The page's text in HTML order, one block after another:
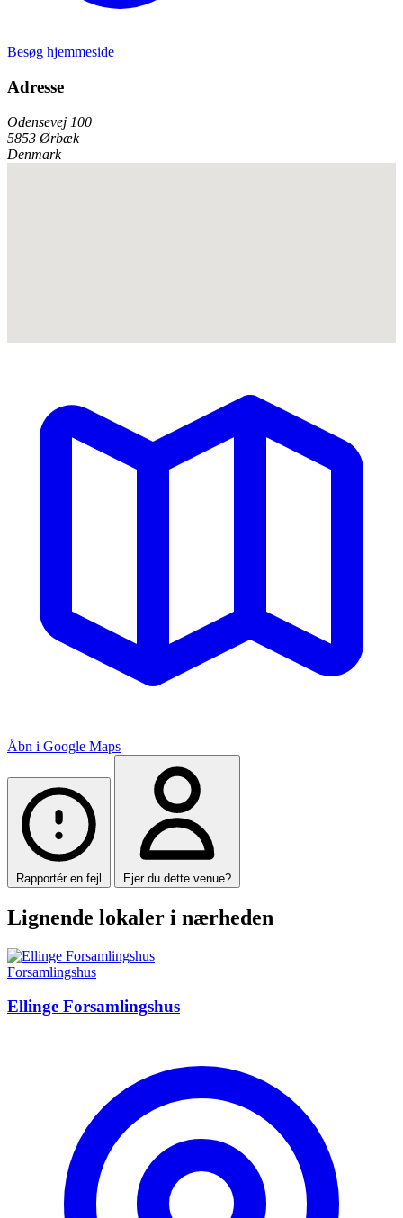
Besøg hjemmeside
Adresse
Odensevej 100
5853 Ørbæk
Denmark
Åbn i Google Maps
Rapportér en fejl Ejer du dette venue?
Lignende lokaler i nærheden
Forsamlingshus
Ellinge Forsamlingshus